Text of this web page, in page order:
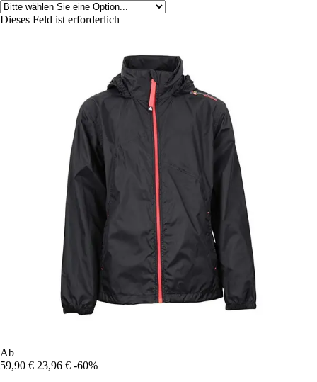
Dieses Feld ist erforderlich
Ab
59,90 € 23,96 € -60%